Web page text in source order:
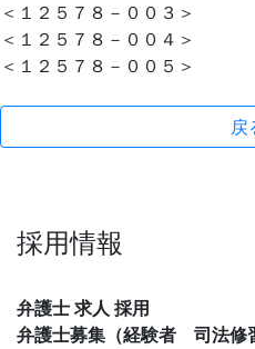
＜１２５７８－００３＞
＜１２５７８－００４＞
＜１２５７８－００５＞
戻
採用情報
弁護士 求人 採用
弁護士募集（経験者 司法修